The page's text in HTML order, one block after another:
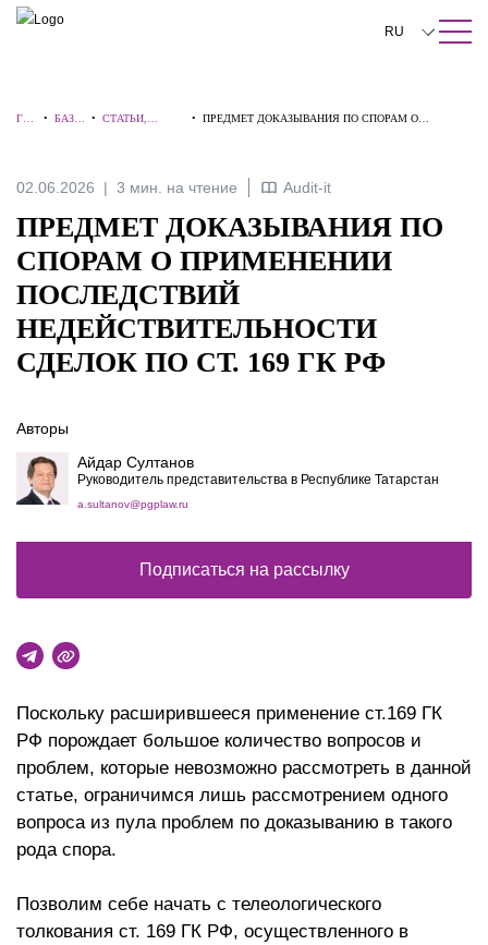
ПОИСК ПО САЙТУ Закрыть
RU
中文
ГЛА
•БАЗА
•СТАТЬИ,
• ПРЕДМЕТ ДОКАЗЫВАНИЯ ПО СПОРАМ О
02.06.2026 3 мин. на чтение Audit-it
ПРЕДМЕТ ДОКАЗЫВАНИЯ ПО
СПОРАМ О ПРИМЕНЕНИИ
ПОСЛЕДСТВИЙ
НЕДЕЙСТВИТЕЛЬНОСТИ
СДЕЛОК ПО СТ. 169 ГК РФ
Поскольку расширившееся применение ст.169 ГК
РФ порождает большое количество вопросов и
проблем, которые невозможно рассмотреть в данной
статье, ограничимся лишь рассмотрением одного
вопроса из пула проблем по доказыванию в такого
рода спора.
Позволим себе начать с телеологического
толкования ст. 169 ГК РФ, осуществленного в
Авторы
Айдар Султанов
Руководитель представительства в Республике Татарстан
a.sultanov@pgplaw.ru
Подписаться на рассылку